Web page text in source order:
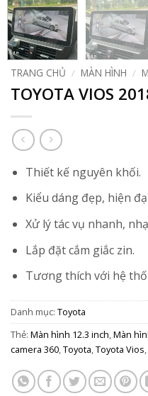
TRANG CHỦ / MÀN HÌNH /
TOYOTA VIOS
Thiết kế nguyên khối.
Kiểu dáng đẹp, hiện
Xử lý tác vụ nhanh,
Lắp đặt cắm giắc zin.
Tương thích với hệ
Danh mục: Toyota
Thẻ: Màn hình 12.3 inch,Màn
camera 360,Toyota,Toyota Vios,